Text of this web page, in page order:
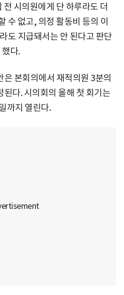
시의원에게 단 하루라도 더
수 없고, 의정 활동비 등의 이
도 지급돼서는 안 된다고 판단
다.
본회의에서 재적의원 3분의
된다. 시의회의 올해 첫 회기는
까지 열린다.